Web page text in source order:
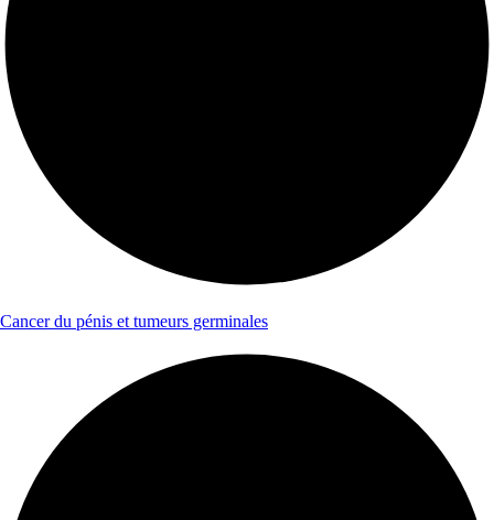
Cancer du pénis et tumeurs germinales